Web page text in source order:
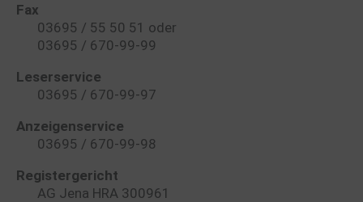
Fax
03695 / 55 50 51 oder
03695 / 670-99-99
Leserservice
03695 / 670-99-97
Anzeigenservice
03695 / 670-99-98
Registergericht
AG Jena HRA 300961